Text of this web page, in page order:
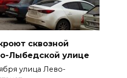
сквозной
Лыбедской улице
улица Лево-